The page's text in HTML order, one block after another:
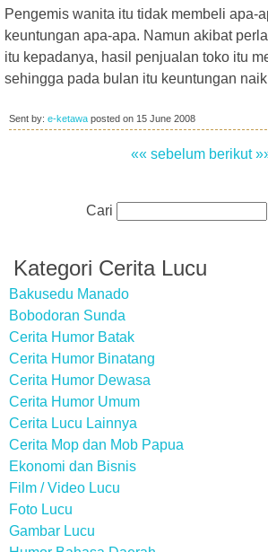
Pengemis wanita itu tidak membeli apa-
keuntungan apa-apa. Namun akibat
itu kepadanya, hasil penjualan toko itu
sehingga pada bulan itu keuntungan
Sent by: e-ketawa posted on 15 June 2008
«« sebelum berikut
Cari
Kategori Cerita Lucu
Bakusedu Manado
Bobodoran Sunda
Cerita Humor Batak
Cerita Humor Binatang
Cerita Humor Dewasa
Cerita Humor Umum
Cerita Lucu Lainnya
Cerita Mop dan Mob Papua
Ekonomi dan Bisnis
Film / Video Lucu
Foto Lucu
Gambar Lucu